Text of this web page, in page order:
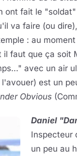
ont fait le
va faire (ou
: au
faut que ça soit
avec un air
est un
Obvious
Daniel
Inspecteur
un peu au